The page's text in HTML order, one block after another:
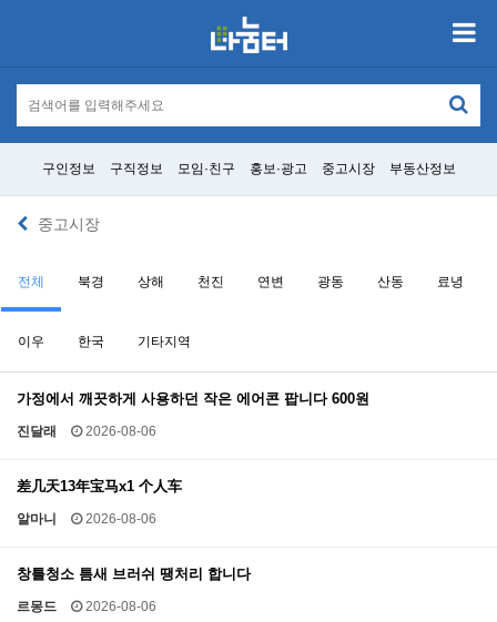
구인정보 구직정보 모임·친구 홍보·광고 중고시장 부동산정보
중고시장
전체 북경 상해 천진 연변 광동 산동 료녕
이우 한국 기타지역
가정에서 깨끗하게 사용하던 작은 에어콘 팝니다 600원
진달래 2026-08-06
差几天13年宝马x1 个人车
알마니 2026-08-06
창틀청소 틈새 브러쉬 땡처리 합니다
르몽드 2026-08-06